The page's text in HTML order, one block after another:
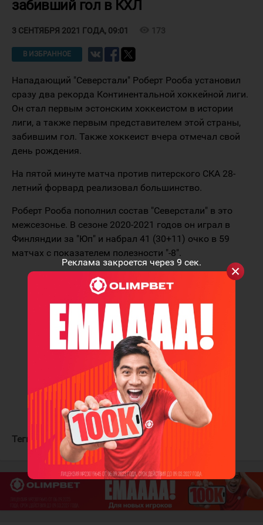
Реклама закроется через 9 сек.
забивший гол в КХЛ
3 СЕНТЯБРЯ 2021 ГОДА, 09:01 173
В ИЗБРАННОЕ
Нападающий "Северстали" Роберт Рооба установил
сразу два рекорда Континентальной хоккейной лиги.
Он стал первым эстонским хоккеистом в истории
лиги, а также первым представителем этой страны,
забившим гол. Также хоккеист вчера отмечал свой
день рождения.
На пятой минуте матча против питерского СКА 28-
летний форвард реализовал большинство.
Роберт Рооба пополнил состав "Северстали" в это
межсезонье. В сезоне 2020-2021 годов он играл в
Финляндии за "Юп" и набрал 41 (30+11) очко в 59
матчах с показателем полезности "-8".
First Estonian goal scorer in
KHL history!@RobertRooba??!
Happy birthday!
pic.twitter.com/iAhqHlN0yl
- KHL (@khl_eng)
September 2, 2021
Теги: Рооба Роберт Северсталь